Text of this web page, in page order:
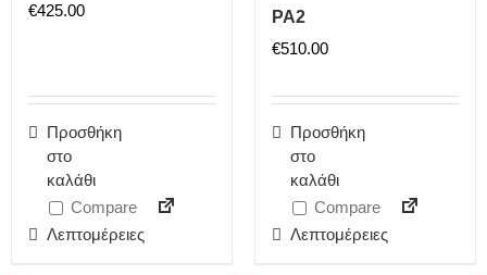
€425.00
Προσθήκη
στο
καλάθι
Compare
Λεπτομέρειες
PA2
€510.00
Προσθήκη
στο
καλάθι
Compare
Λεπτομέρειες